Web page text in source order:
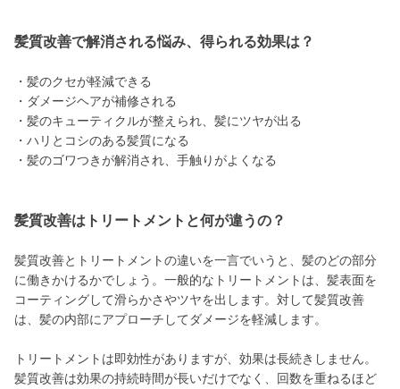
髪質改善で解消される悩み、得られる効果は？
・髪のクセが軽減できる
・ダメージヘアが補修される
・髪のキューティクルが整えられ、髪にツヤが出る
・ハリとコシのある髪質になる
・髪のゴワつきが解消され、手触りがよくなる
髪質改善はトリートメントと何が違うの？
髪質改善とトリートメントの違いを一言でいうと、髪のどの部分
に働きかけるかでしょう。一般的なトリートメントは、髪表面を
コーティングして滑らかさやツヤを出します。対して髪質改善
は、髪の内部にアプローチしてダメージを軽減します。
トリートメントは即効性がありますが、効果は長続きしません。
髪質改善は効果の持続時間が長いだけでなく、回数を重ねるほど